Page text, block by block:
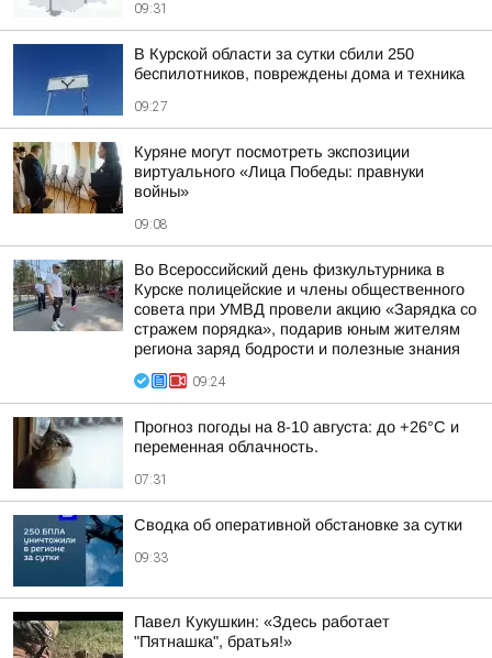
09:31
В Курской области за сутки сбили 250
беспилотников, повреждены дома и техника
09:27
Куряне могут посмотреть экспозиции
виртуального «Лица Победы: правнуки
войны»
09:08
Во Всероссийский день физкультурника в
Курске полицейские и члены общественного
совета при УМВД провели акцию «Зарядка со
стражем порядка», подарив юным жителям
региона заряд бодрости и полезные знания
09:24
Прогноз погоды на 8-10 августа: до +26°C и
переменная облачность.
07:31
Сводка об оперативной обстановке за сутки
09:33
Павел Кукушкин: «Здесь работает
"Пятнашка", братья!»